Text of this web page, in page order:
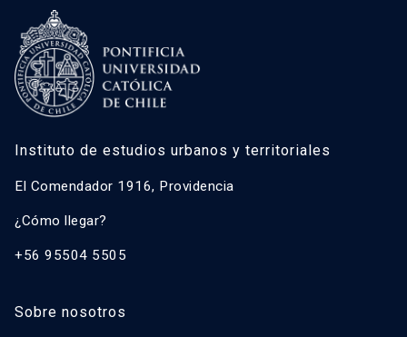
Instituto de estudios urbanos y territoriales
El Comendador 1916, Providencia
¿Cómo llegar?
+56 95504 5505
Sobre nosotros